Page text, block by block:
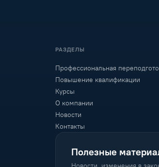
РАЗДЕЛЫ
Профессиональная
Повышение квалификации
Курсы
О компании
Новости
Контакты
Полезные